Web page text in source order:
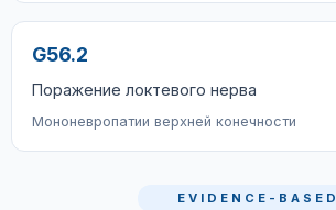
G56.2
Поражение локтевого нерва
Мононевропатии верхней конечности
EVIDENCE-BASED